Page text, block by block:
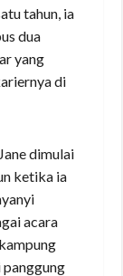
tahun, ia
dua
yang
di
dimulai
ketika ia
acara
panggung